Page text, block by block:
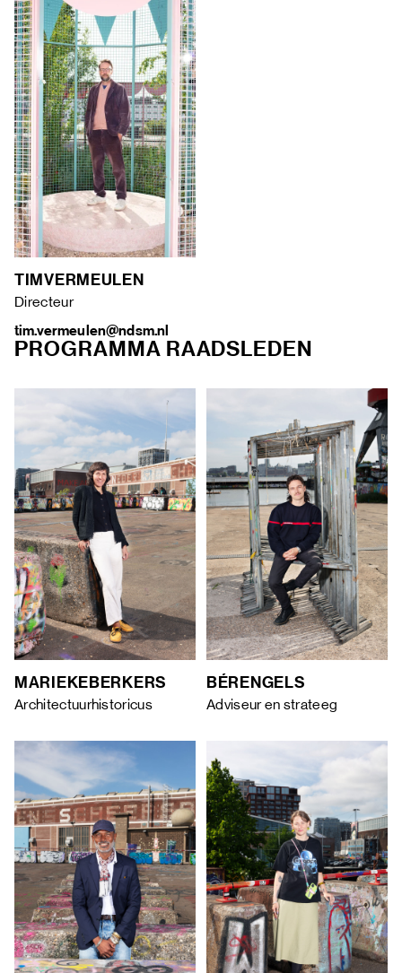
TIMVERMEULEN
Directeur
tim.vermeulen@ndsm.nl
PROGRAMMA RAADSLEDEN
MARIEKEBERKERS
Architectuurhistoricus
BÉRENGELS
Adviseur en strateeg